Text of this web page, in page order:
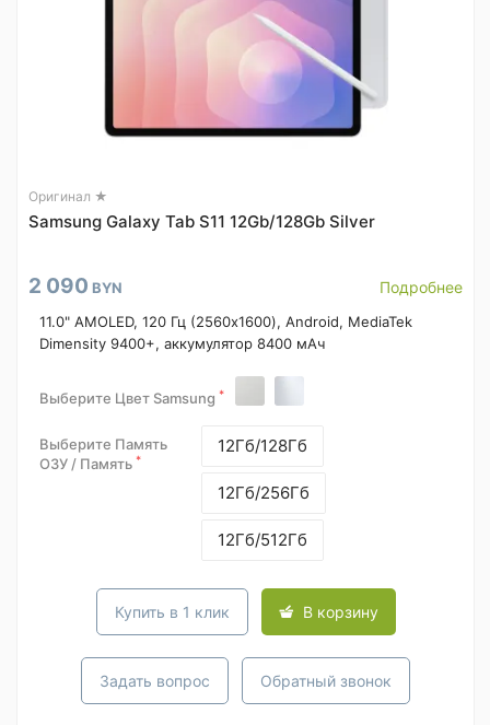
Оригинал ★
Samsung Galaxy Tab S11 12Gb/128Gb Silver
2 090 BYN Подробнее
11.0" AMOLED, 120 Гц (2560x1600), Android, MediaTek
Dimensity 9400+, аккумулятор 8400 мАч
Выберите Цвет Samsung *
Выберите Память
ОЗУ / Память *
12Гб/128Гб
12Гб/256Гб
12Гб/512Гб
Купить в 1 клик В корзину
Задать вопрос Обратный звонок